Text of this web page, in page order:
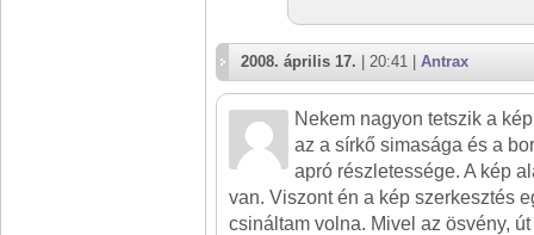
2008. április 17. | 20:41 | Antrax
Nekem nagyon tetszik a
az a sírkő simasága és a
apró részletessége. A kép
van. Viszont én a kép szerkesztés
csináltam volna. Mivel az ösvény,